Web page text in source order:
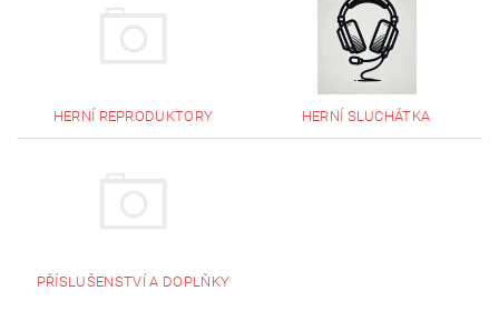
HERNÍ REPRODUKTORY HERNÍ SLUCHÁTKA
PŘÍSLUŠENSTVÍ A DOPLŇKY